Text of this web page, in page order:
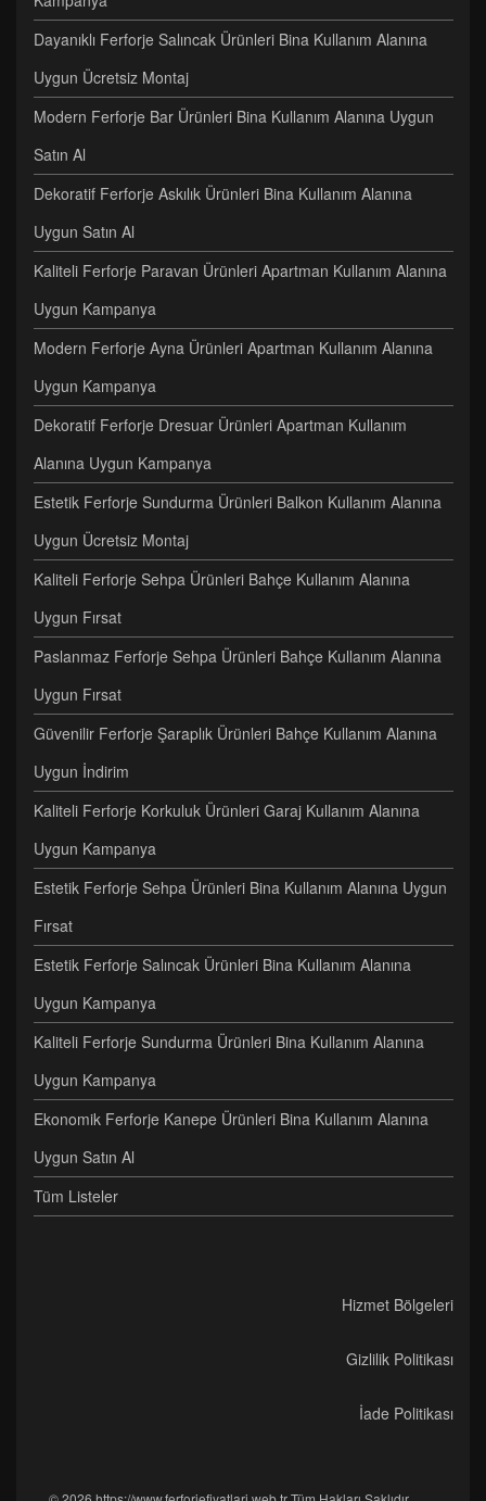
Dayanıklı Ferforje Salıncak Ürünleri Bina Kullanım Alanına
Uygun Ücretsiz Montaj
Modern Ferforje Bar Ürünleri Bina Kullanım Alanına Uygun
Satın Al
Dekoratif Ferforje Askılık Ürünleri Bina Kullanım Alanına
Uygun Satın Al
Kaliteli Ferforje Paravan Ürünleri Apartman Kullanım Alanına
Uygun Kampanya
Modern Ferforje Ayna Ürünleri Apartman Kullanım Alanına
Uygun Kampanya
Dekoratif Ferforje Dresuar Ürünleri Apartman Kullanım
Alanına Uygun Kampanya
Estetik Ferforje Sundurma Ürünleri Balkon Kullanım Alanına
Uygun Ücretsiz Montaj
Kaliteli Ferforje Sehpa Ürünleri Bahçe Kullanım Alanına
Uygun Fırsat
Paslanmaz Ferforje Sehpa Ürünleri Bahçe Kullanım Alanına
Uygun Fırsat
Güvenilir Ferforje Şaraplık Ürünleri Bahçe Kullanım Alanına
Uygun İndirim
Kaliteli Ferforje Korkuluk Ürünleri Garaj Kullanım Alanına
Uygun Kampanya
Estetik Ferforje Sehpa Ürünleri Bina Kullanım Alanına Uygun
Fırsat
Estetik Ferforje Salıncak Ürünleri Bina Kullanım Alanına
Uygun Kampanya
Kaliteli Ferforje Sundurma Ürünleri Bina Kullanım Alanına
Uygun Kampanya
Ekonomik Ferforje Kanepe Ürünleri Bina Kullanım Alanına
Uygun Satın Al
Tüm Listeler
Hizmet Bölgeleri
Gizlilik Politikası
İade Politikası